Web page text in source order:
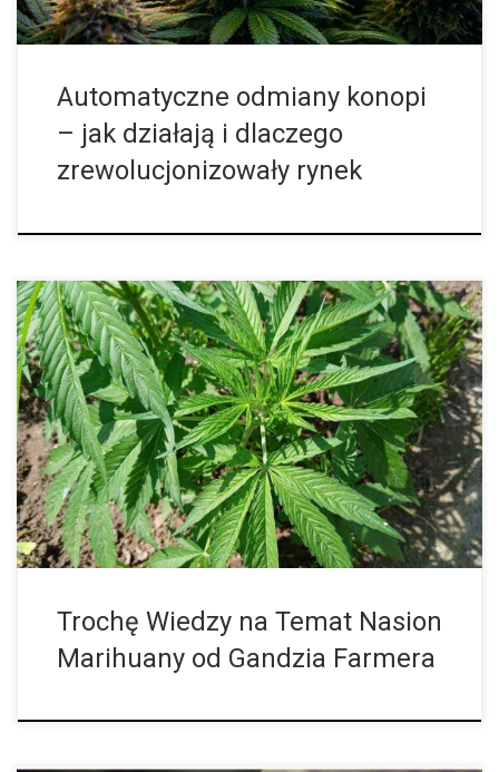
Automatyczne odmiany konopi
– jak działają i dlaczego
zrewolucjonizowały rynek
Same nasiona konopi istnieją od wieków, ale dopiero niedawno
pojawiły się feminizowane nasiona marihuany. Nasiona
feminizowane są hodowane wyłącznie w celu uzyskania roślin
żeńskich, co jest świetną wiadomością dla hodowców, którzy
chcą uniknąć kłopotów z określaniem płci swoich roślin. Czym
są nasiona feminizowane? Ich sekret sprawia że uprawa jest
wydajniejsza Nie jest łatwo być żeńską rośliną konopi. Rośliny
żeńskie muszą […]
Trochę Wiedzy na Temat Nasion
Marihuany od Gandzia Farmera